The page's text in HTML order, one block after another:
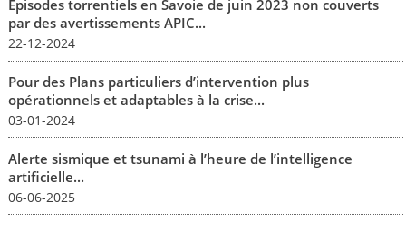
Épisodes torrentiels en Savoie de juin 2023 non couverts
par des avertissements APIC...
22-12-2024
Pour des Plans particuliers d’intervention plus
opérationnels et adaptables à la crise...
03-01-2024
Alerte sismique et tsunami à l’heure de l’intelligence
artificielle...
06-06-2025